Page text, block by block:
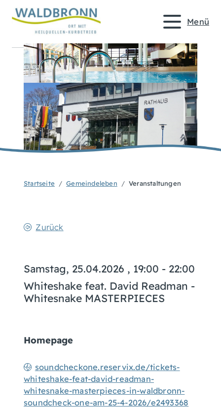
Menü
Startseite Gemeindeleben Veranstaltungen
Zurück
Samstag, 25.04.2026 , 19:00 - 22:00
Whiteshake feat. David Readman -
Whitesnake MASTERPIECES
Homepage
soundcheckone.reservix.de/tickets-
whiteshake-feat-david-readman-
whitesnake-masterpieces-in-waldbronn-
soundcheck-one-am-25-4-2026/e2493368